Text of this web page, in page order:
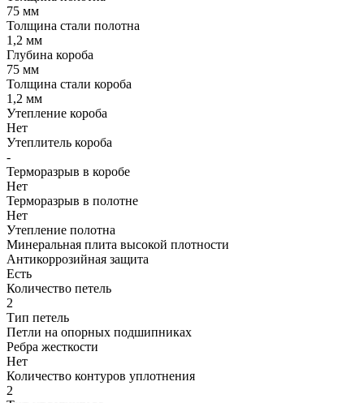
75 мм
Толщина стали полотна
1,2 мм
Глубина короба
75 мм
Толщина стали короба
1,2 мм
Утепление короба
Нет
Утеплитель короба
-
Терморазрыв в коробе
Нет
Терморазрыв в полотне
Нет
Утепление полотна
Минеральная плита высокой плотности
Антикоррозийная защита
Есть
Количество петель
2
Тип петель
Петли на опорных подшипниках
Ребра жесткости
Нет
Количество контуров уплотнения
2